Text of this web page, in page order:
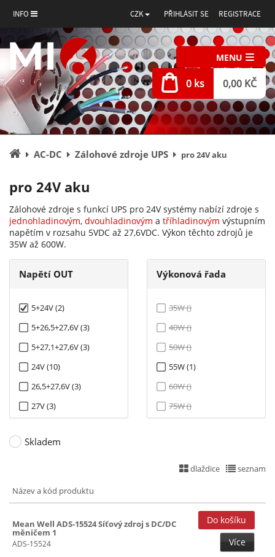
INFO CZK PŘIHLÁSIT SE REGISTRACE
MENU
0 ks 0,00 KČ
Úvodní
AC-DC Zálohové zdroje UPS pro 24V aku
pro 24V aku
Zálohové zdroje s funkcí UPS pro 24V systémy nabízí zdroje s
jednohladinovým, dvouhladinovým a tříhladinovým výstupním
napětím v rozsahu 5VDC až 27,6VDC. Výkon těchto zdrojů je
35W až 600W.
Napětí OUT
5+24V (2)
5+26,5+27,6V (3)
5+27,1+27,6V (3)
24V (10)
26,5+27,6V (3)
27V (3)
27,6V (5)
Výkonová řada
35W ()
40W ()
50W ()
55W (1)
60W ()
75W ()
150W (1)
180W ()
240W ()
Skladem
dlaždice seznam
Název a kód produktu
Mean Well ADS-15524 Síťový zdroj s DC/DC
měničem 1
ADS-15524 Více